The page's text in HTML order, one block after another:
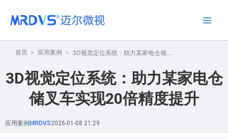
容
首页 应用案例 3D视觉定位系统：助力某家电仓储叉车实现20倍精度提升
3D视觉定位系统：助力某家电仓
储叉车实现20倍精度提升
应用案例 MRDVS2026-01-08 21:29